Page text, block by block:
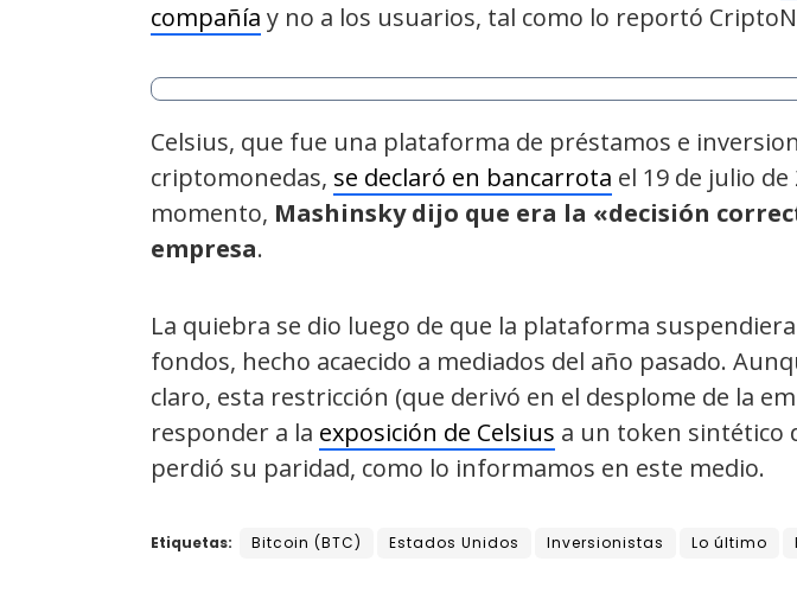
compañía y no a los usuarios, tal como lo reportó
Celsius, que fue una plataforma de préstamos e
criptomonedas, se declaró en bancarrota el 19 de julio de
momento, Mashinsky dijo que era la «decisión
empresa.
La quiebra se dio luego de que la plataforma
fondos, hecho acaecido a mediados del año pasado.
claro, esta restricción (que derivó en el desplome de la
responder a la exposición de Celsius a un token sintético
perdió su paridad, como lo informamos en este medio.
Etiquetas: Bitcoin (BTC) Estados Unidos Inversionistas Lo último